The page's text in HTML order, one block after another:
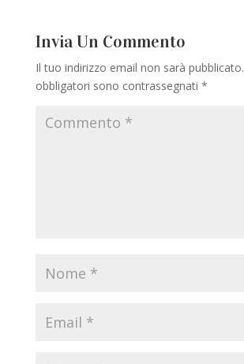
Invia Un Commento
Il tuo indirizzo email non sarà pubblicato.
obbligatori sono contrassegnati *